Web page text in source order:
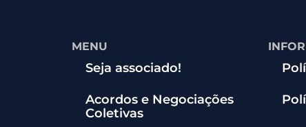
MENU
Seja associado!
Acordos e Negociações
Coletivas